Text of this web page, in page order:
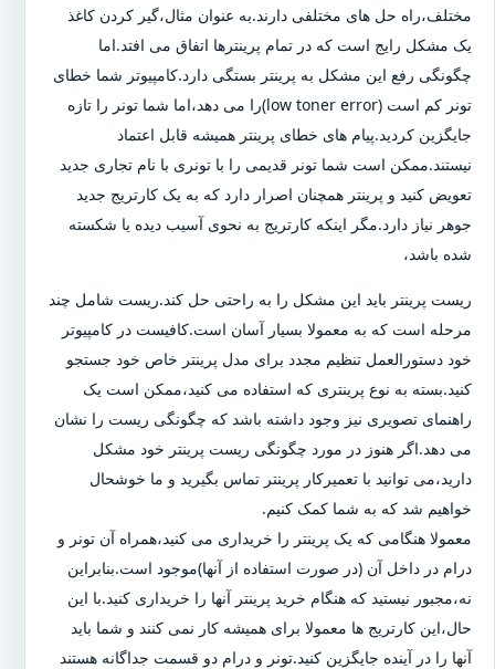
مختلف،راه حل های مختلفی دارند.به عنوان مثال،گیر کردن کاغذ
یک مشکل رایج است که در تمام پرینترها اتفاق می افتد.اما
چگونگی رفع این مشکل به پرینتر بستگی دارد.کامپیوتر شما خطای
تونر کم است (low toner error)را می دهد،اما شما تونر را تازه
جایگزین کردید.پیام های خطای پرینتر همیشه قابل اعتماد
نیستند.ممکن است شما تونر قدیمی را با تونری با نام تجاری جدید
تعویض کنید و پرینتر همچنان اصرار دارد که به یک کارتریج جدید
جوهر نیاز دارد.مگر اینکه کارتریج به نحوی آسیب دیده یا شکسته
شده باشد،
ریست پرینتر باید این مشکل را به راحتی حل کند.ریست شامل چند
مرحله است که به معمولا بسیار آسان است.کافیست در کامپیوتر
خود دستورالعمل تنظیم مجدد برای مدل پرینتر خاص خود جستجو
کنید.بسته به نوع پرینتری که استفاده می کنید،ممکن است یک
راهنمای تصویری نیز وجود داشته باشد که چگونگی ریست را نشان
می دهد.اگر هنوز در مورد چگونگی ریست پرینتر خود مشکل
دارید،می توانید با تعمیرکار پرینتر تماس بگیرید و ما خوشحال
خواهیم شد که به شما کمک کنیم.
معمولا هنگامی که یک پرینتر را خریداری می کنید،همراه آن تونر و
درام در داخل آن (در صورت استفاده از آنها)موجود است.بنابراین
نه،مجبور نیستید که هنگام خرید پرینتر آنها را خریداری کنید.با این
حال،این کارتریج ها معمولا برای همیشه کار نمی کنند و شما باید
آنها را در آینده جایگزین کنید.تونر و درام دو قسمت جداگانه هستند